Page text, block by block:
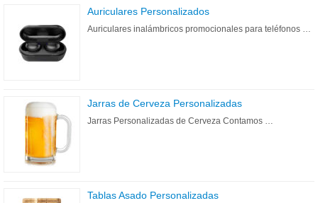
Auriculares Personalizados
Auriculares inalámbricos promocionales para teléfonos …
Jarras de Cerveza Personalizadas
Jarras Personalizadas de Cerveza Contamos …
Tablas Asado Personalizadas